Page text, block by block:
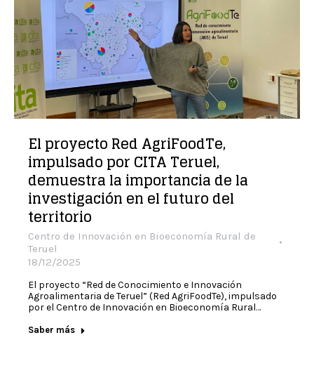
El proyecto Red AgriFoodTe,
impulsado por CITA Teruel,
demuestra la importancia de la
investigación en el futuro del
territorio
Centro de Innovación en Bioeconomía Rural de
Teruel
18/12/2025
El proyecto “Red de Conocimiento e Innovación
Agroalimentaria de Teruel” (Red AgriFoodTe), impulsado
por el Centro de Innovación en Bioeconomía Rural…
Saber más